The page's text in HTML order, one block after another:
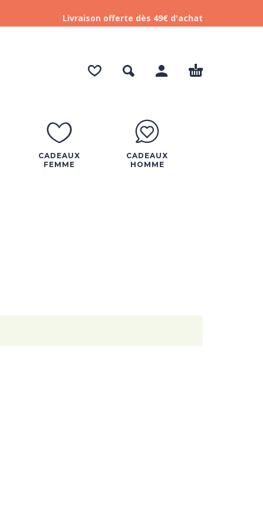
Livraison offerte dès 49€ d'achat
CADEAUX
FEMME
CADEAUX
HOMME